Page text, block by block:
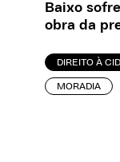
Baixo
obra da
DIREITO À
MORADIA